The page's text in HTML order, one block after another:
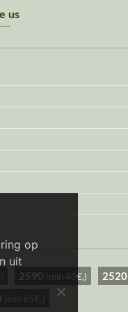
us
2590 (min 40€,) 2520
(min 65€,)
op
uit